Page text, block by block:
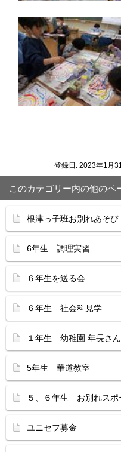
登録日: 2023年1月
このカテゴリー内の他のペ
根津っ子班お別れあそび
6年生 調理実習
６年生を送る会
６年生 社会科見学
１年生 幼稚園 年長さ
5年生 華道教室
５、６年生 お別れスポ
ユニセフ募金